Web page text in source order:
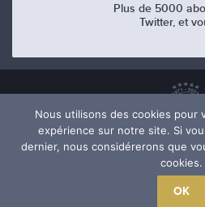
Plus de 5000
Twitter, et
Nous utilisons des cookies pour
expérience sur notre site. Si
dernier, nous considérerons que
cookies.
OK